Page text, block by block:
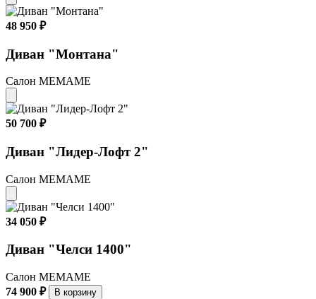
48 950 ₽
Диван "Монтана"
Салон МЕМАМЕ
50 700 ₽
Диван "Лидер-Лофт 2"
Салон МЕМАМЕ
34 050 ₽
Диван "Челси 1400"
Салон МЕМАМЕ
74 900 ₽
В корзину